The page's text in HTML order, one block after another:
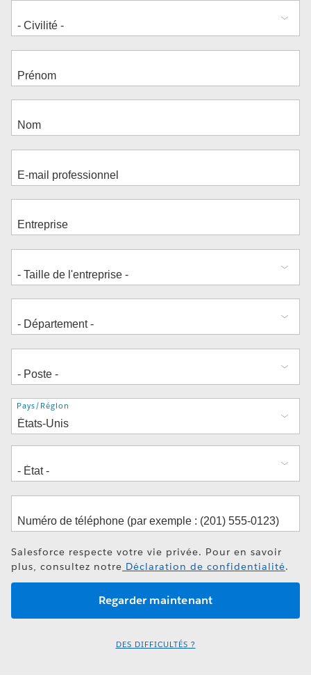
Adresse
Pays/Région
Salesforce respecte votre vie privée. Pour en savoir
plus, consultez notre Déclaration de confidentialité.
DES DIFFICULTÉS ?